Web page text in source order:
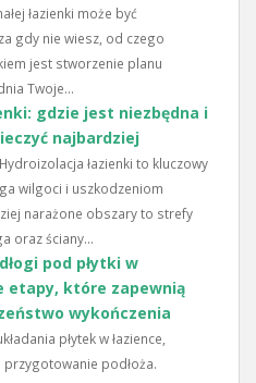
łazienki może być
gdy nie wiesz, od czego
jest stworzenie planu
Twoje...
gdzie jest niezbędna i
najbardziej
Hydroizolacja łazienki to kluczowy
wilgoci i uszkodzeniom
narażone obszary to strefy
oraz ściany...
pod płytki w
etapy, które zapewnią
wykończenia
płytek w łazience,
przygotowanie podłoża.